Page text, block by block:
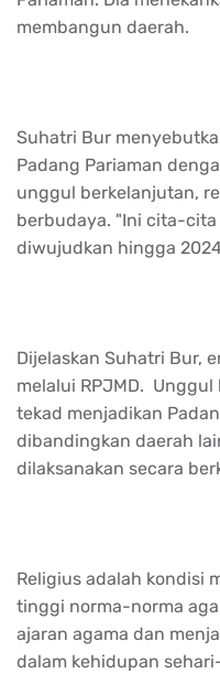
membangun daerah.
Suhatri Bur
Padang Pariaman
unggul berkelanjutan,
berbudaya. "Ini cita-
diwujudkan hingga
Dijelaskan Suhatri Bur,
melalui RPJMD.
tekad menjadikan
dibandingkan daerah
dilaksanakan secara
Religius adalah kondisi
tinggi norma-norma
ajaran agama dan
dalam kehidupan